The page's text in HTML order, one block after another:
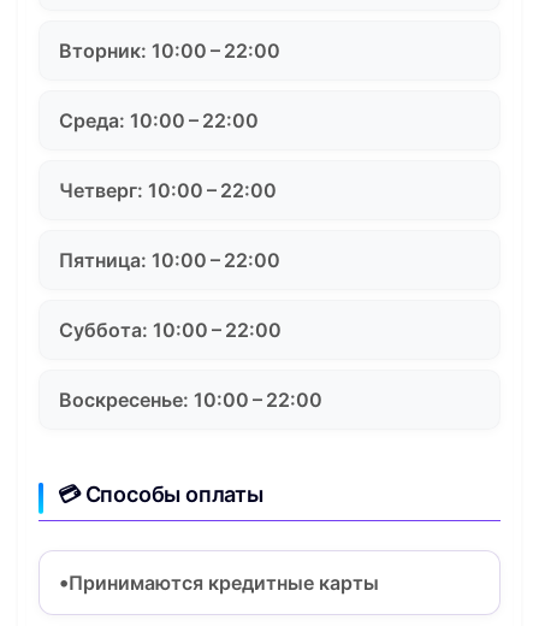
Вторник: 10:00 – 22:00
Среда: 10:00 – 22:00
Четверг: 10:00 – 22:00
Пятница: 10:00 – 22:00
Суббота: 10:00 – 22:00
Воскресенье: 10:00 – 22:00
💳 Способы оплаты
Принимаются кредитные карты